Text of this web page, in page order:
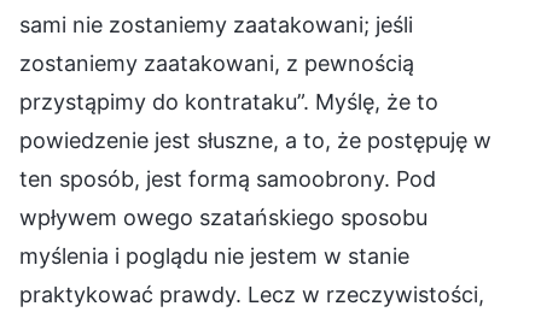
sami nie zostaniemy zaatakowani; jeśli
zostaniemy zaatakowani, z pewnością
przystąpimy do kontrataku”. Myślę, że to
powiedzenie jest słuszne, a to, że postępuję w
ten sposób, jest formą samoobrony. Pod
wpływem owego szatańskiego sposobu
myślenia i poglądu nie jestem w stanie
praktykować prawdy. Lecz w rzeczywistości,